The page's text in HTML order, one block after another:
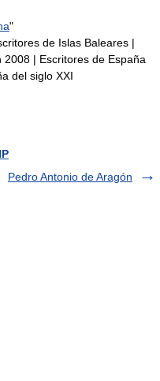
"
de Islas Baleares |
2008 | Escritores de España
del siglo XXI
Pedro Antonio de Aragón